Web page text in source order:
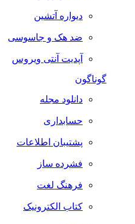
دیواره آتشین
ضد هک و جاسوسی
آپدیت آنتی ویروس
گوناگون
دانلود مجله
حسابداری
پشتیبان اطلاعات
فشرده ساز
فرهنگ لغت
کتاب الکترونیک